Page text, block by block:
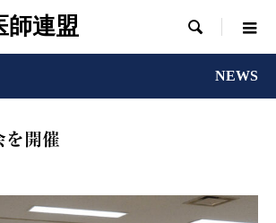
師連盟 
NEWS
を開催